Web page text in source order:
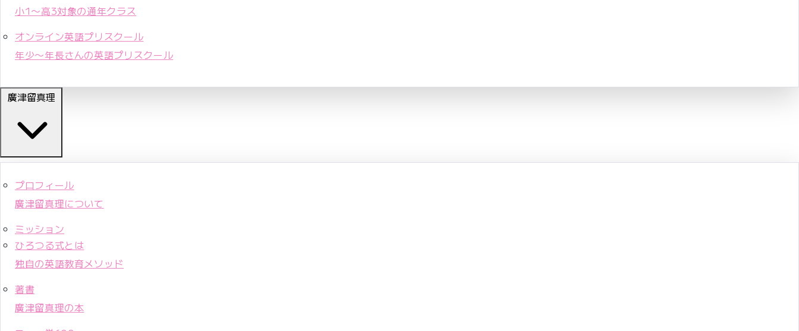
小1〜高3対象の通年クラス
オンライン英語プリスクール
年少〜年長さんの英語プリスクール
廣津留真理
プロフィール
廣津留真理について
ミッション
ひろつる式とは
独自の英語教育メソッド
著書
廣津留真理の本